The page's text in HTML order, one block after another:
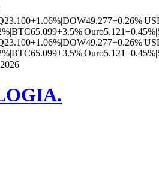
23.100+1.06%|DOW49.277+0.26%|
|BTC65.099+3.5%|Ouro5.121+0.45%|
23.100+1.06%|DOW49.277+0.26%|
|BTC65.099+3.5%|Ouro5.121+0.45%|